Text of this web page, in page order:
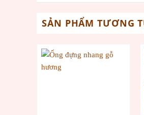
SẢN PHẨM TƯƠNG